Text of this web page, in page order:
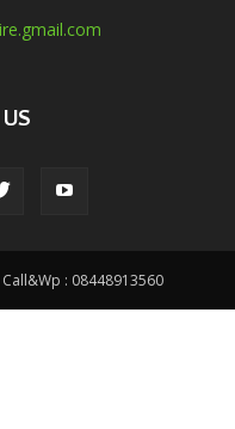
: 08448913560